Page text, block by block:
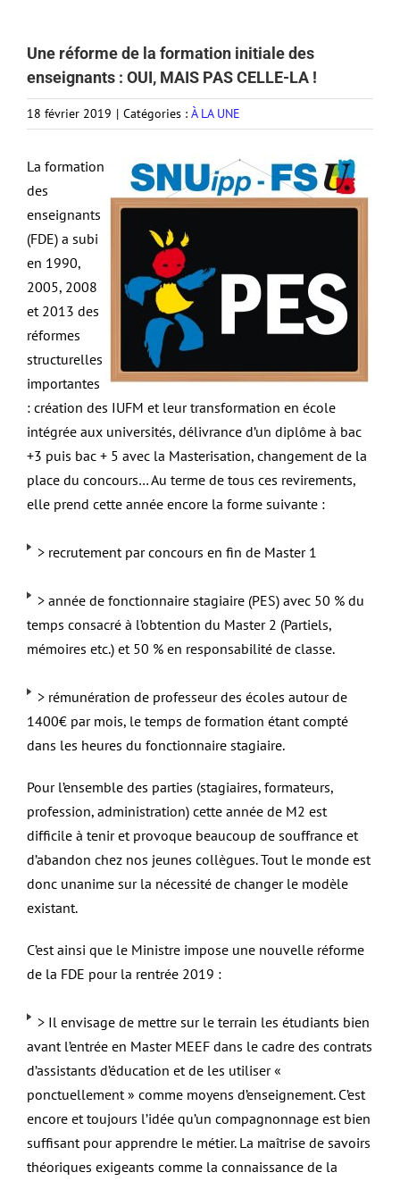
Une réforme de la formation initiale des
enseignants : OUI, MAIS PAS CELLE-LA !
18 février 2019 | Catégories : À LA UNE
La formation
des
enseignants
(FDE) a subi
en 1990,
2005, 2008
et 2013 des
réformes
structurelles
importantes
: création des IUFM et leur transformation en école
intégrée aux universités, délivrance d’un diplôme à bac
+3 puis bac + 5 avec la Masterisation, changement de la
place du concours… Au terme de tous ces revirements,
elle prend cette année encore la forme suivante :
> recrutement par concours en fin de Master 1
> année de fonctionnaire stagiaire (PES) avec 50 % du
temps consacré à l’obtention du Master 2 (Partiels,
mémoires etc.) et 50 % en responsabilité de classe.
> rémunération de professeur des écoles autour de
1400€ par mois, le temps de formation étant compté
dans les heures du fonctionnaire stagiaire.
Pour l’ensemble des parties (stagiaires, formateurs,
profession, administration) cette année de M2 est
difficile à tenir et provoque beaucoup de souffrance et
d’abandon chez nos jeunes collègues. Tout le monde est
donc unanime sur la nécessité de changer le modèle
existant.
C’est ainsi que le Ministre impose une nouvelle réforme
de la FDE pour la rentrée 2019 :
> Il envisage de mettre sur le terrain les étudiants bien
avant l’entrée en Master MEEF dans le cadre des contrats
d’assistants d’éducation et de les utiliser «
ponctuellement » comme moyens d’enseignement. C’est
encore et toujours l’idée qu’un compagnonnage est bien
suffisant pour apprendre le métier. La maîtrise de savoirs
théoriques exigeants comme la connaissance de la